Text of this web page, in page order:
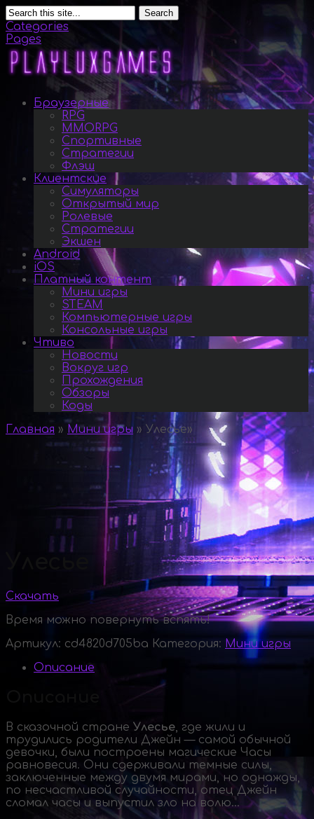
Search
Categories
Pages
Браузерные
RPG
MMORPG
Спортивные
Стратегии
Флэш
Клиентские
Симуляторы
Открытый мир
Ролевые
Стратегии
Экшен
Android
iOS
Платный контент
Мини игры
STEAM
Компьютерные игры
Консольные игры
Чтиво
Новости
Вокруг игр
Прохождения
Обзоры
Коды
Главная » Мини игры » Улесье»
Скачать
Время можно повернуть вспять!
Артикул: cd4820d705ba Категория: Мини игры
Описание
В сказочной стране Улесье, где жили и
трудились родители Джейн — самой обычной
девочки, были построены магические Часы
равновесия. Они сдерживали темные силы,
заключенные между двумя мирами, но однажды,
по несчастливой случайности, отец Джейн
сломал часы и выпустил зло на волю…